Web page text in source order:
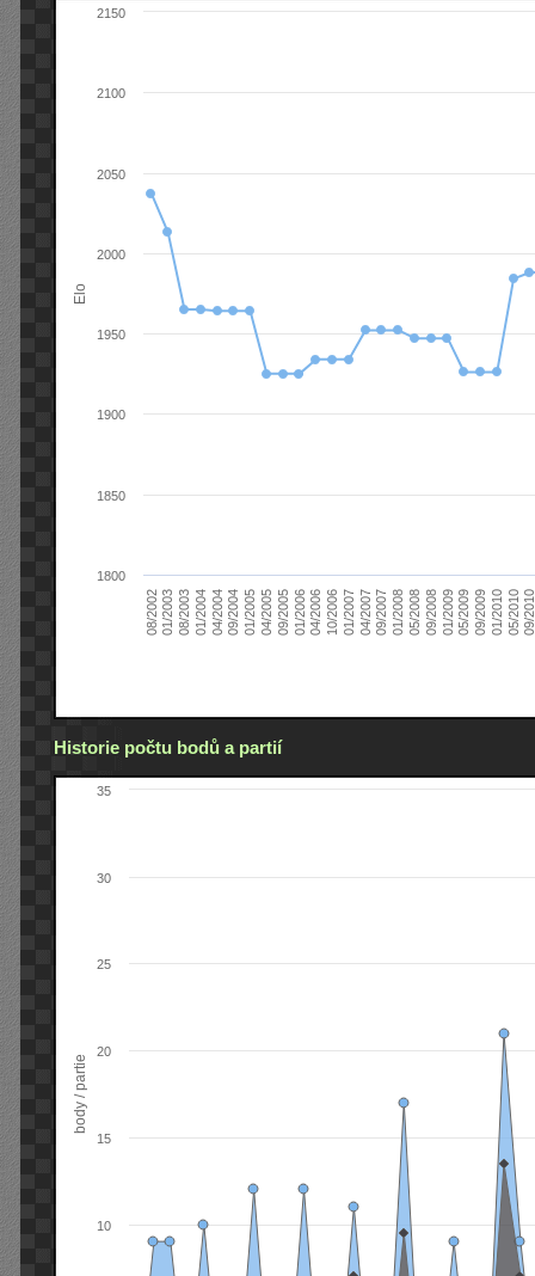
Elo
08/200201/200308/200301/200404/200409/200401/200504/200509/200501/200604/200610/200601/200704/200709/200701/200805/200809/200801/200905/200909/200901/201005/201009/
1800
1850
1900
1950
2000
2050
2100
2150
Historie počtu bodů a partií
body / partie
10
15
20
25
30
35